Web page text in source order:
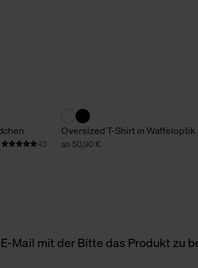
43
Oversized T-Shirt in Waffeloptik
ab 50,90 €
Mail mit der Bitte das Produkt zu